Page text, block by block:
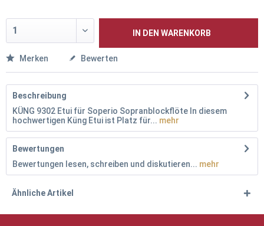
IN DEN WARENKORB
Merken Bewerten
Beschreibung
KÜNG 9302 Etui für Soperio Sopranblockflöte In diesem
hochwertigen Küng Etui ist Platz für... mehr
Bewertungen
Bewertungen lesen, schreiben und diskutieren... mehr
Ähnliche Artikel